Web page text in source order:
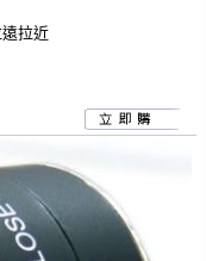
拉近